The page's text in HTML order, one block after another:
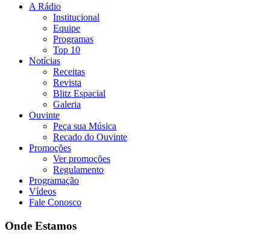
A Rádio
Institucional
Equipe
Programas
Top 10
Notícias
Receitas
Revista
Blitz Espacial
Galeria
Ouvinte
Peça sua Música
Recado do Ouvinte
Promoções
Ver promoções
Regulamento
Programação
Vídeos
Fale Conosco
Onde Estamos